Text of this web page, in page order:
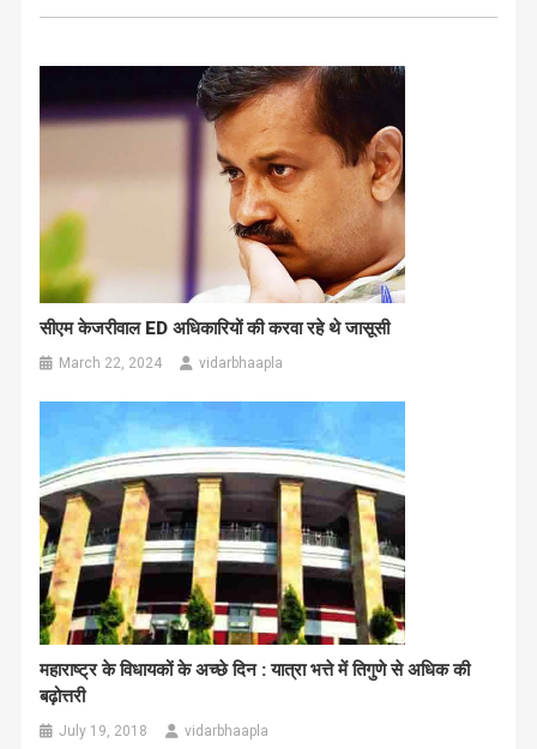
सीएम केजरीवाल ED अधिकारियों की करवा रहे थे जासूसी
March 22, 2024 vidarbhaapla
महाराष्ट्र के विधायकों के अच्छे दिन : यात्रा भत्ते में तिगुणे से अधिक की
बढ़ोत्तरी
July 19, 2018 vidarbhaapla